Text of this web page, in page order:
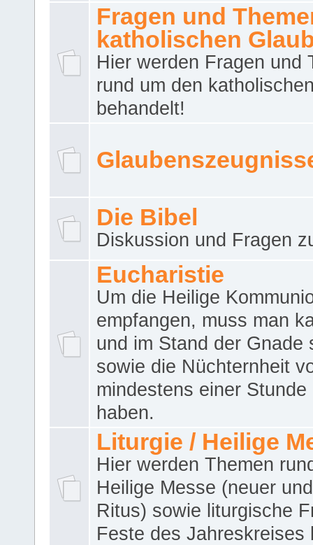
Fragen und
katholischen
Hier werden Fragen und
rund um den
behandelt!
Die Bibel
Diskussion und Fragen
Eucharistie
Um die Heilige
empfangen, muss man
und im Stand der Gnade
sowie die Nüchternheit
mindestens einer Stunde
haben.
Liturgie / Heilige
Hier werden Themen
Heilige Messe (neuer
Ritus) sowie liturgische
Feste des Jahreskreises